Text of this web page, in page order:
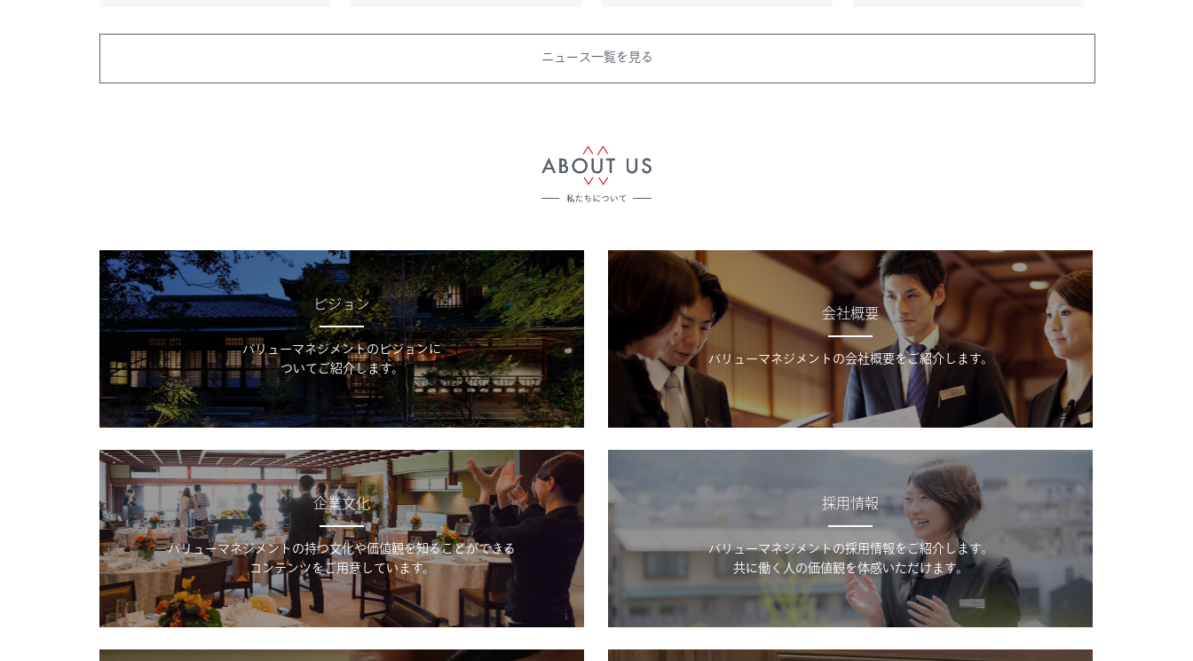
ニュース一覧を見る
ビジョン
バリューマネジメントのビジョンに
ついてご紹介します。
会社概要
バリューマネジメントの会社概要をご紹介します。
企業文化
バリューマネジメントの持つ文化や価値観を知ることができる
コンテンツをご用意しています。
採用情報
バリューマネジメントの採用情報をご紹介します。
共に働く人の価値観を体感いただけます。